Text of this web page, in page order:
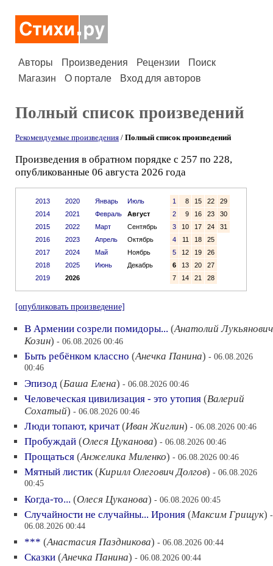
Авторы Произведения Рецензии
Поиск
Магазин
О портале Вход для авторов
Полный список произведений
Рекомендуемые произведения / Полный список произведений
Произведения в обратном порядке с 257 по 228,
опубликованные 06 августа 2026 года
2013
2014
2015
2016
2017
2018
2019
2020
2021
2022
2023
2024
2025
2026
Январь
Июль
Февраль
Август
Март
Сентябрь
Апрель
Октябрь
Май
Ноябрь
Июнь
Декабрь
1 8 15 22
29
2
9 16 23
30
3
10 17 24
31
4
11 18
25
5
12 19
26
6
13 20
27
7
14 21 28
[опубликовать произведение]
В Армении созрели помидоры... (Анатолий Лукьянович
Козин) - 06.08.2026 00:46
Быть ребёнком классно (Анечка Панина) - 06.08.2026
00:46
Эпизод (Баша Елена) - 06.08.2026 00:46
Человеческая цивилизация - это утопия (Валерий
Сохатый) - 06.08.2026 00:46
Люди топают, кричат(Иван Жиглин) - 06.08.2026 00:46
Пробуждай (Олеся Цуканова) - 06.08.2026 00:46
Прощаться (Анжелика Миленко) - 06.08.2026 00:46
Мятный листик(Кирилл Олегович Долгов) - 06.08.2026
00:45
Когда-то... (Олеся Цуканова) - 06.08.2026 00:45
Случайности не случайны... Ирония (Максим Грищук) -
06.08.2026 00:44
*** (Анастасия Паздникова) - 06.08.2026 00:44
Сказки (Анечка Панина) - 06.08.2026 00:44